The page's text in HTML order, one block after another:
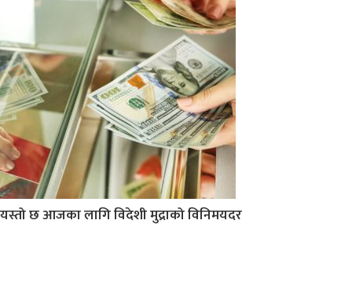
यस्तो छ आजका लागि विदेशी मुद्राको विनिमयदर